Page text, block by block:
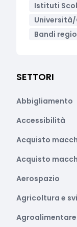
Istituti
Bandi
SETTORI
Abbigliamento
Accessibilità
Acquisto
Acquisto
Aerospazio
Agricoltura e
Agroalimentare